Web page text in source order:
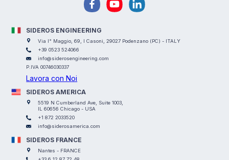
SIDEROS ENGINEERING
Via I° Maggio, 69, I Casoni, 29027 Podenzano (PC) - ITALY
+39 0523 524066
info@siderosengineering.com
P.IVA 00746030337
Lavora con Noi
SIDEROS AMERICA
5519 N Cumberland Ave, Suite 1003,
IL 60656 Chicago - USA
+1 872 2033520
info@siderosamerica.com
SIDEROS FRANCE
Nantes - FRANCE